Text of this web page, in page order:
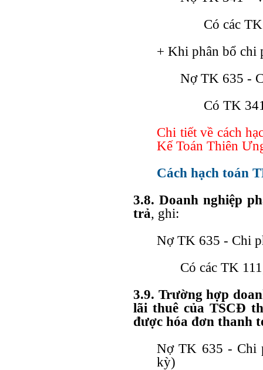
Có các
+ Khi phân bổ chi
Nợ TK 635 -
Có TK
Chi tiết về cách
Kế Toán Thiên
Cách hạch toán
3.8. Doanh nghiệp
trả, ghi:
Nợ TK 635 - Chi
Có các TK
3.9. Trường hợp
lãi thuê của TSCĐ
được hóa đơn thanh
Nợ TK 635 - Chi
kỳ)